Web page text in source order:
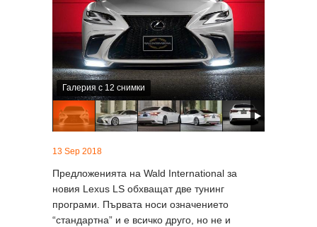
Галерия с 12 снимки
13 Sep 2018
Предложенията на Wald International за
новия Lexus LS обхващат две тунинг
програми. Първата носи означението
“стандартна” и е всичко друго, но не и